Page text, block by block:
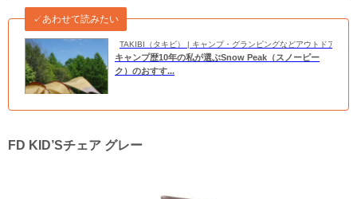
TAKIBI（タキビ） | キャンプ・グランピングなどアウトドアの総
✓あわせて読みたい
キャンプ歴10年の私が選ぶSnow Peak（スノーピー
ク）のおすす...
FD KID’Sチェア グレー